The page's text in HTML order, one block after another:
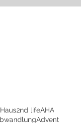
2nd lifeAHA
Advent